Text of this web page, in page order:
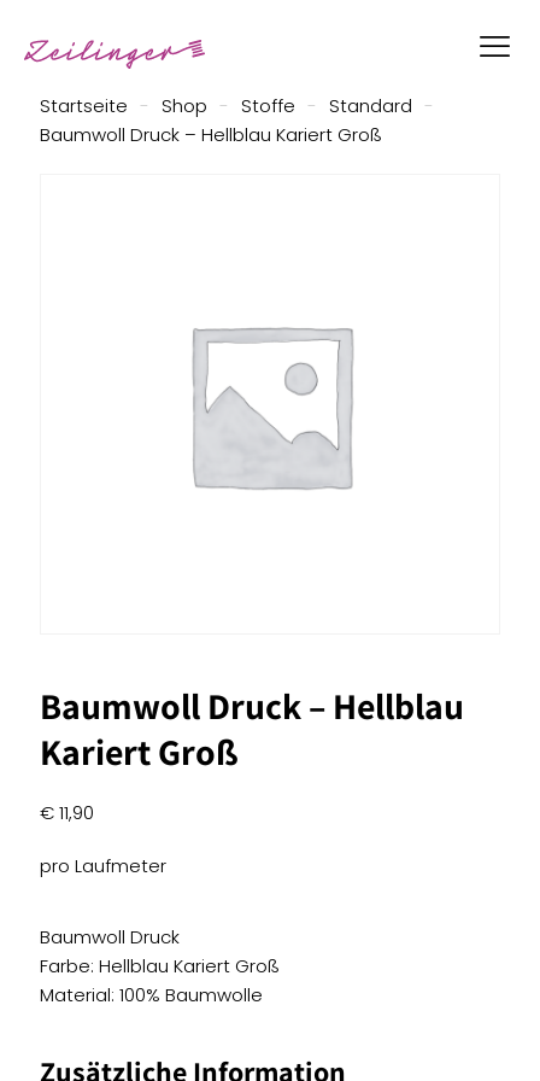
Startseite - Shop - Stoffe - Standard -
Baumwoll Druck – Hellblau Kariert Groß
Baumwoll Druck – Hellblau
Kariert Groß
€11,90
pro Laufmeter
Baumwoll Druck
Farbe: Hellblau Kariert Groß
Material: 100% Baumwolle
Zusätzliche Information